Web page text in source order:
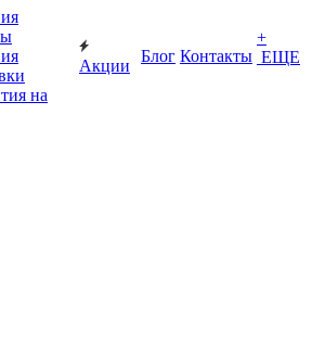
на
Акции
Блог Контакты
+
ЕЩЕ